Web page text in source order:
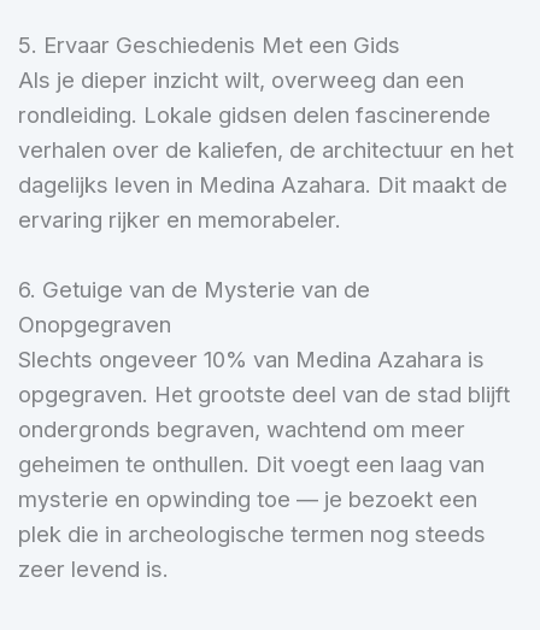
5. Ervaar Geschiedenis Met een Gids
Als je dieper inzicht wilt, overweeg dan een
rondleiding. Lokale gidsen delen fascinerende
verhalen over de kaliefen, de architectuur en het
dagelijks leven in Medina Azahara. Dit maakt de
ervaring rijker en memorabeler.
6. Getuige van de Mysterie van de
Onopgegraven
Slechts ongeveer 10% van Medina Azahara is
opgegraven. Het grootste deel van de stad blijft
ondergronds begraven, wachtend om meer
geheimen te onthullen. Dit voegt een laag van
mysterie en opwinding toe — je bezoekt een
plek die in archeologische termen nog steeds
zeer levend is.